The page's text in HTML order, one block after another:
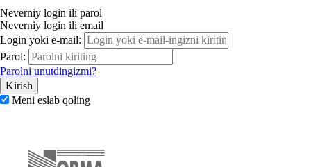
Neverniy login ili parol
Neverniy login ili email
Login yoki e-mail:
Parol:
Parolni unutdingizmi?
Meni eslab qoling